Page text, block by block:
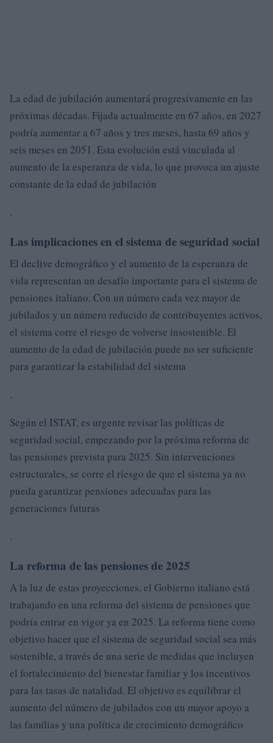
La edad de jubilación aumentará progresivamente en las
próximas décadas. Fijada actualmente en 67 años, en 2027
podría aumentar a 67 años y tres meses, hasta 69 años y
seis meses en 2051. Esta evolución está vinculada al
aumento de la esperanza de vida, lo que provoca un ajuste
constante de la edad de jubilación
.
Las implicaciones en el sistema de seguridad social
El declive demográfico y el aumento de la esperanza de
vida representan un desafío importante para el sistema de
pensiones italiano. Con un número cada vez mayor de
jubilados y un número reducido de contribuyentes activos,
el sistema corre el riesgo de volverse insostenible. El
aumento de la edad de jubilación puede no ser suficiente
para garantizar la estabilidad del sistema
.
Según el ISTAT, es urgente revisar las políticas de
seguridad social, empezando por la próxima reforma de
las pensiones prevista para 2025. Sin intervenciones
estructurales, se corre el riesgo de que el sistema ya no
pueda garantizar pensiones adecuadas para las
generaciones futuras
.
La reforma de las pensiones de 2025
A la luz de estas proyecciones, el Gobierno italiano está
trabajando en una reforma del sistema de pensiones que
podría entrar en vigor ya en 2025. La reforma tiene como
objetivo hacer que el sistema de seguridad social sea más
sostenible, a través de una serie de medidas que incluyen
el fortalecimiento del bienestar familiar y los incentivos
para las tasas de natalidad. El objetivo es equilibrar el
aumento del número de jubilados con un mayor apoyo a
las familias y una política de crecimiento demográfico